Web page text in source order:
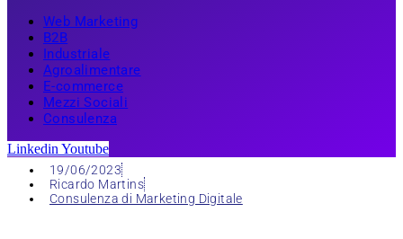
Web Marketing
B2B
Industriale
Agroalimentare
E-commerce
Mezzi Sociali
Consulenza
Linkedin Youtube
19/06/2023
Ricardo Martins
Consulenza di Marketing Digitale